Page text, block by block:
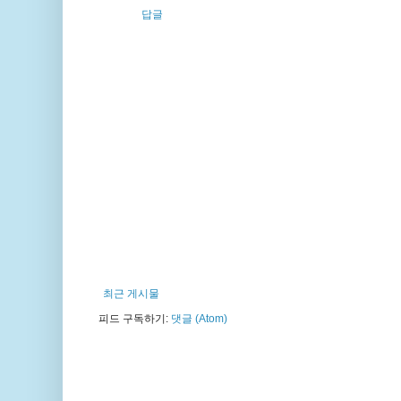
답글
최근 게시물
피드 구독하기: 댓글 (Atom)